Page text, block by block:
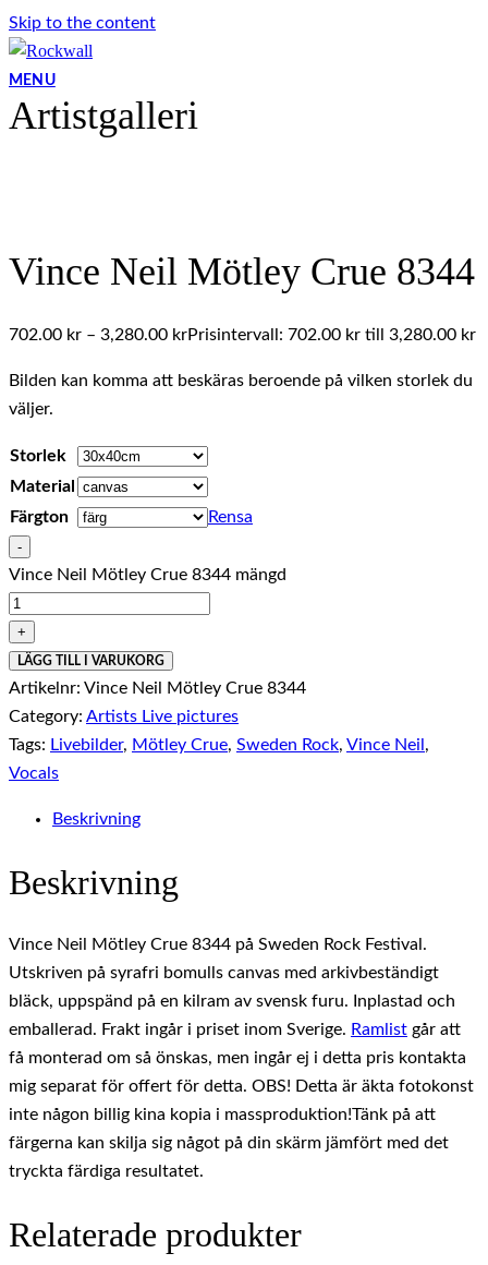
Skip to the content
MENU
Artistgalleri
Vince Neil Mötley Crue 8344
702.00 kr – 3,280.00 krPrisintervall: 702.00 kr till 3,280.00 kr
Bilden kan komma att beskäras beroende på vilken storlek du
väljer.
Storlek
Material
Färgton
Rensa
-
Vince Neil Mötley Crue 8344 mängd
+
LÄGG TILL I VARUKORG
Artikelnr: Vince Neil Mötley Crue 8344
Category: Artists Live pictures
Tags: Livebilder, Mötley Crue, Sweden Rock, Vince Neil ,
Vocals
Beskrivning
Beskrivning
Vince Neil Mötley Crue 8344 på Sweden Rock Festival.
Utskriven på syrafri bomulls canvas med arkivbeständigt
bläck, uppspänd på en kilram av svensk furu. Inplastad och
emballerad. Frakt ingår i priset inom Sverige. Ramlist går att
få monterad om så önskas, men ingår ej i detta pris kontakta
mig separat för offert för detta. OBS! Detta är äkta fotokonst
inte någon billig kina kopia i massproduktion!Tänk på att
färgerna kan skilja sig något på din skärm jämfört med det
tryckta färdiga resultatet.
Relaterade produkter